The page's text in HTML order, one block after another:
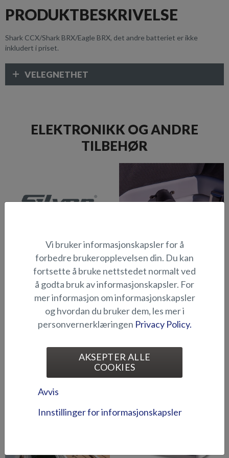
PRODUKTBESKRIVELSE
Shark CCX/Shark BRX/Eagle BRX, det andre batteriet er ikke
inkludert i priset.
VELEGNETHET
ELEKTRONIKK OG ANDRE
TILBEHØR
Abloy-låsesystem (Fox
2018-)
Abloy-låsesystem (Hawk BR
Ankerspill (Raptor DC)
Vi bruker informasjonskapsler for å
forbedre brukeropplevelsen din. Du kan
fortsette å bruke nettstedet normalt ved
å godta bruk av informasjonskapsler. For
mer informasjon om informasjonskapsler
og hvordan du bruker dem, les mer i
personvernerklæringen Privacy Policy.
AKSEPTER ALLE
COOKIES
Avvis
Innstillinger for informasjonskapsler